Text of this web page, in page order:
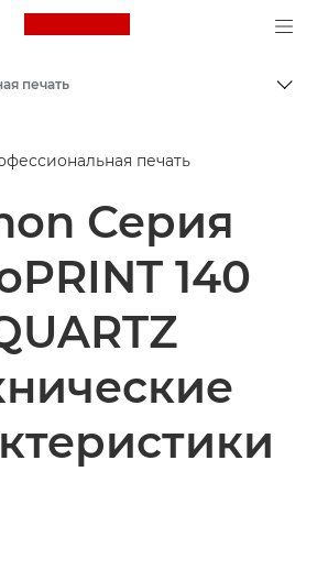
Canon Logo, back to
Продукты и решения для бизнеса
печать
печать
Серия
140